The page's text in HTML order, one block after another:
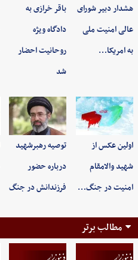
هشدار دبیر شورای
عالی امنیت ملی
به امریکا…
باقر خرازی به
دادگاه ویژه
روحانیت احضار
شد
اولین عکس از
شهید والامقام
امنیت در جنگ…
توصیه رهبرشهید
درباره حضور
فرزندانش در جنگ
مطالب برتر